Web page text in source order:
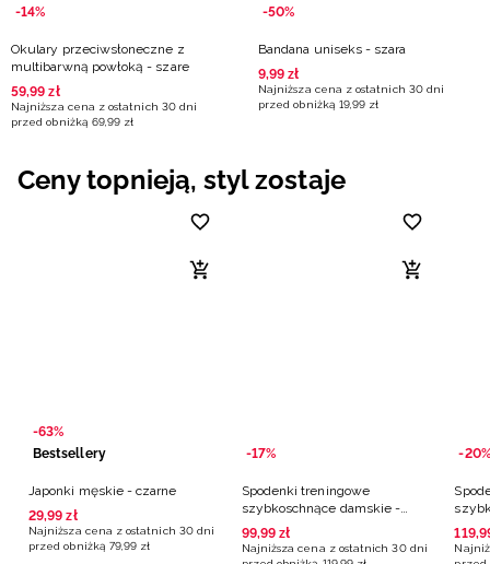
-14%
Okulary przeciwsłoneczne z
multibarwną powłoką - szare
59,99 zł
Najniższa cena z ostatnich 30 dni
przed obniżką 69,99 zł
-50%
Bandana uniseks - szara
9,99 zł
Najniższa cena z ostatnich 30 dni
przed obniżką 19,99 zł
Ceny topnieją, styl zostaje
-63%
Bestsellery
Japonki męskie - czarne
29,99 zł
Najniższa cena z ostatnich 30 dni
przed obniżką 79,99 zł
-17%
Spodenki treningowe
szybkoschnące damskie -
czarne
99,99 zł
Najniższa cena z ostatnich 30 dni
-20%
119,
Słowacki / EUR
Ukraiński / UAH